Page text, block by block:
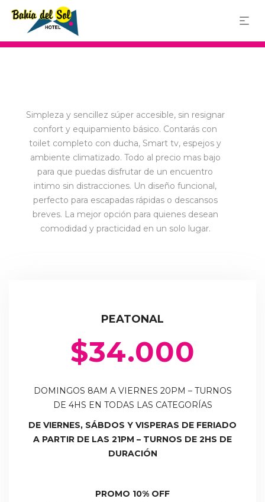
Simpleza y sencillez súper accesible, sin resignar
confort y equipamiento básico. Contarás con
toilet completo con ducha, Smart tv, espejos y
ambiente climatizado. Todo al precio mas bajo
para que puedas disfrutar de un encuentro
intimo sin distracciones. Un diseño funcional,
perfecto para escapadas rápidas o descansos
breves. La mejor opción para quienes desean
comodidad y practicidad en un solo lugar.
PEATONAL
$34.000
DOMINGOS 8AM A VIERNES 20PM – TURNOS
DE 4HS EN TODAS LAS CATEGORÍAS
DE VIERNES, SÁBDOS Y VISPERAS DE FERIADO
A PARTIR DE LAS 21PM – TURNOS DE 2HS DE
DURACIÓN
PROMO 10% OFF